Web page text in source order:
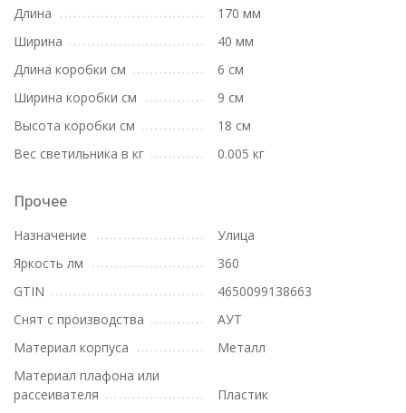
Длина
170 мм
Ширина
40 мм
Длина коробки см
6 см
Ширина коробки см
9 см
Высота коробки см
18 см
Вес светильника в кг
0.005 кг
Прочее
Назначение
Улица
Яркость лм
360
GTIN
4650099138663
Снят с производства
АУТ
Материал корпуса
Металл
Материал плафона или
рассеивателя
Пластик